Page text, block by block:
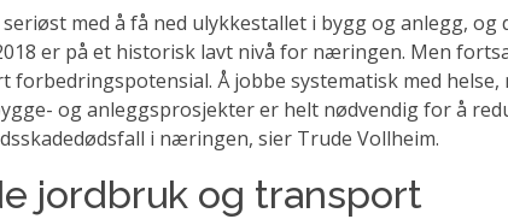
med å få ned ulykkestallet i bygg og anlegg, og
er på et historisk lavt nivå for næringen. Men
forbedringspotensial. Å jobbe systematisk med helse,
og anleggsprosjekter er helt nødvendig for å
i næringen, sier Trude Vollheim.
jordbruk og transport